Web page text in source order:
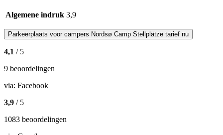
Algemene indruk 3,9
Parkeerplaats voor campers Nordsø Camp Stellplätze tarief nu
4,1 / 5
9 beoordelingen
via: Facebook
3,9 / 5
1083 beoordelingen